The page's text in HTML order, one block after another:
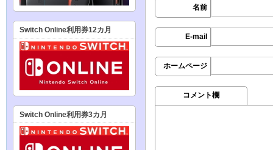
名前
E-mail
ホームページ
コメント欄
Switch Online利用券12カ月
Switch Online利用券3カ月